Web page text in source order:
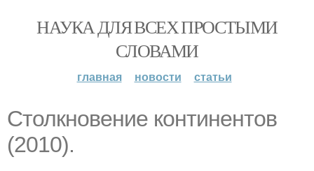
НАУКА ДЛЯ ВСЕХ ПРОСТЫМИ
СЛОВАМИ
главная новости статьи
Столкновение континентов
(2010).